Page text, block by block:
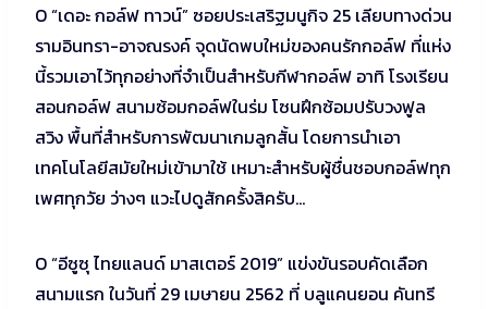
O “เดอะ กอล์ฟ ทาวน์” ซอยประเสริฐมนูกิจ 25 เลียบทางด่วน
รามอินทรา-อาจณรงค์ จุดนัดพบใหม่ของคนรักกอล์ฟ ที่แห่ง
นี้รวมเอาไว้ทุกอย่างที่จำเป็นสำหรับกีฬากอล์ฟ อาทิ โรงเรียน
สอนกอล์ฟ สนามซ้อมกอล์ฟในร่ม โซนฝึกซ้อมปรับวงฟูล
สวิง พื้นที่สำหรับการพัฒนาเกมลูกสั้น โดยการนำเอา
เทคโนโลยีสมัยใหม่เข้ามาใช้ เหมาะสำหรับผู้ชื่นชอบกอล์ฟทุก
เพศทุกวัย ว่างๆ แวะไปดูสักครั้งสิครับ…
O “อีซูซุ ไทยแลนด์ มาสเตอร์ 2019” แข่งขันรอบคัดเลือก
สนามแรก ในวันที่ 29 เมษายน 2562 ที่ บลูแคนยอน คันทรี